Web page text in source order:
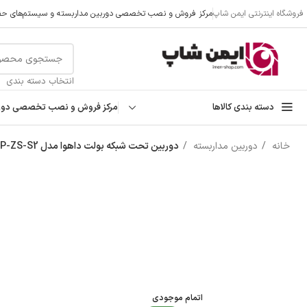
فروشگاه اینترنتی ایمن شاپمرکز فروش و نصب تخصصی دوربین مداربسته و سیستم‌های
انتخاب دسته بندی
دسته بندی کالاها مرکز فروش و نصب تخصصی
خانه دوربین مداربسته دوربین تحت شبکه بولت داهوا مدل DH-IPC-HFW2831TP-ZS-S2
اتمام موجودی
تمامی تخفیفات و قیمت های ایمن شاپ به روز می باشد وبا